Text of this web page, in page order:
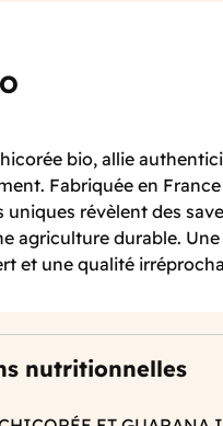
bio, allie
Fabriquée en
révèlent des
agriculture durable.
et une qualité
nutritionnelles